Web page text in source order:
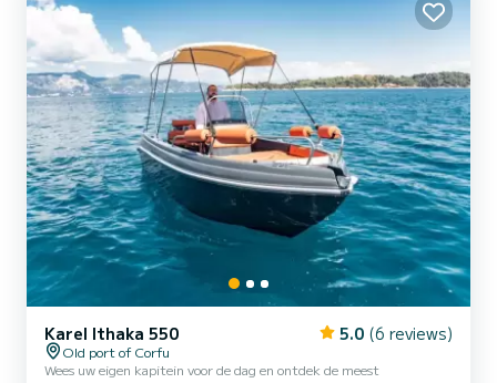
Karel Ithaka 550 5.0 (6 reviews)
Old port of Corfu
Wees uw eigen kapitein voor de dag en ontdek de meest